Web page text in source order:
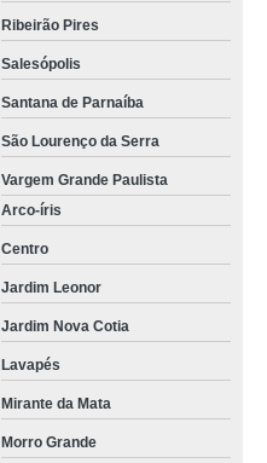
Ribeirão Pires
Salesópolis
Santana de Parnaíba
São Lourenço da Serra
Vargem Grande Paulista
Arco-íris
Centro
Jardim Leonor
Jardim Nova Cotia
Lavapés
Mirante da Mata
Morro Grande